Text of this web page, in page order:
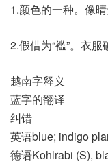
1.颜色的一种。像晴
2.假借为“褴”。衣服
越南字释义
蓝字的翻译
纠错
英语blue; indigo
德语Kohlrabi (S)​,